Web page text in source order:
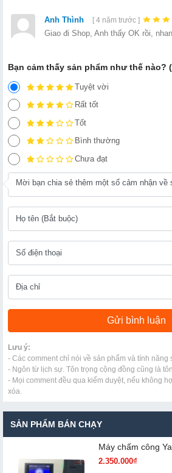
Anh Thình [ 4 năm trước ]
Giao đi Shop, Anh thấy OK rồi,
Bạn cảm thấy sản phẩm như thế nào?
Tuyệt vời
Rất tốt
Tốt
Bình thường
Chưa đạt
Lưu ý:
- Các comment chỉ nói về sản phẩm và tính năng
- Ngôn từ lịch sự. Tôn trọng cộng đồng cũng là
- Mọi comment đều qua kiểm duyệt, nếu không
xóa.
SẢN PHẨM BÁN CHẠY
Máy chấm cô​ng
2.350.000₫